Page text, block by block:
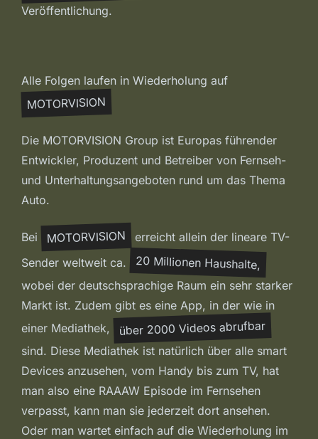
Veröffentlichung.
Alle Folgen laufen in Wiederholung auf
MOTORVISION
Die MOTORVISION Group ist Europas führender
Entwickler, Produzent und Betreiber von Fernseh-
und Unterhaltungsangeboten rund um das Thema
Auto.
Bei MOTORVISION
erreicht allein der lineare TV-
Sender weltweit ca.
20 Millionen Haushalte,
wobei der deutschsprachige Raum ein sehr starker
Markt ist. Zudem gibt es eine App, in der wie in
einer Mediathek,
über 2000 Videos abrufbar
sind. Diese Mediathek ist natürlich über alle smart
Devices anzusehen, vom Handy bis zum TV, hat
man also eine RAAAW Episode im Fernsehen
verpasst, kann man sie jederzeit dort ansehen.
Oder man wartet einfach auf die Wiederholung im